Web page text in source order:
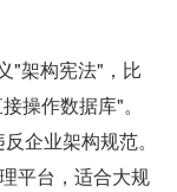
"架构宪法"，比
操作数据库"。
企业架构规范。
平台，适合大规